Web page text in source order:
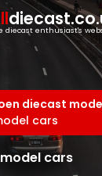
diecast enthusiast's
diecast
cars
cars